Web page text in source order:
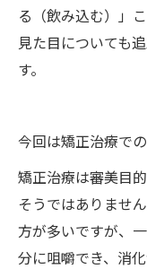
る（飲み込む）」
見た目についても
す。
今回は矯正治療で
矯正治療は審美目
そうではありませ
方が多いですが、
分に咀嚼でき、消